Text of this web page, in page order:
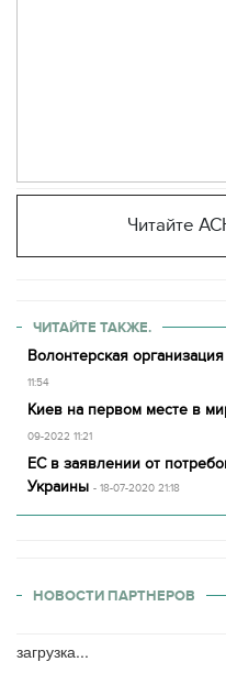
Читайте
ЧИТАЙТЕ ТАКЖЕ.
Волонтерская
11:54
Киев на первом месте в
09-2022 11:21
ЕС в заявлении от
Украины - 18-07-2020 21:18
НОВОСТИ ПАРТНЕРОВ
загрузка...